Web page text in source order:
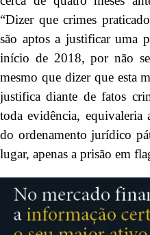
“Dizer que crimes
são aptos a justificar uma
início de 2018, por não
mesmo que dizer que esta
justifica diante de fatos
toda evidência,
do ordenamento jurídico
lugar, apenas a prisão em